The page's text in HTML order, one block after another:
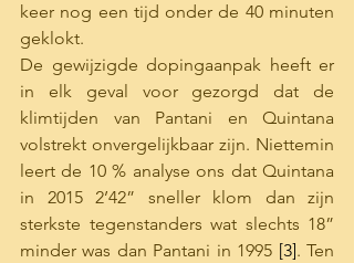
keer nog een tijd onder de 40 minuten
geklokt.
De gewijzigde dopingaanpak heeft er
in elk geval voor gezorgd dat de
klimtijden van Pantani en Quintana
volstrekt onvergelijkbaar zijn. Niettemin
leert de 10 % analyse ons dat Quintana
in 2015 2’42” sneller klom dan zijn
sterkste tegenstanders wat slechts 18”
minder was dan Pantani in 1995 [3]. Ten